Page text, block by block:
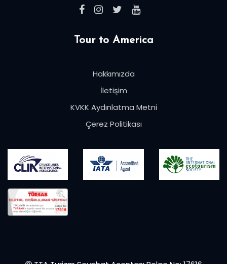
Tour to America
Hakkımızda
İletişim
KVKK Aydınlatma Metni
Çerez Politikası